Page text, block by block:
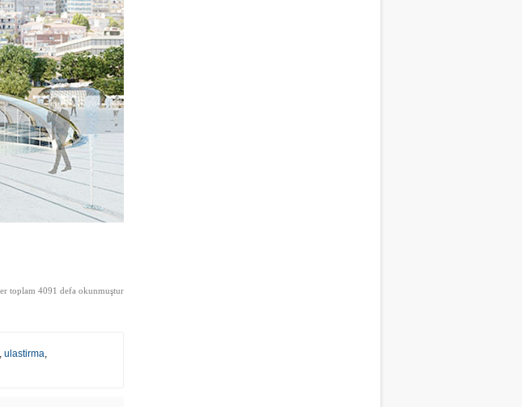
toplam 4091 defa okunmuştur
, ulastirma,